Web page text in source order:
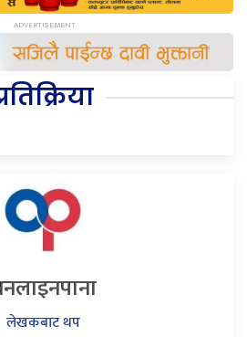
लेखकबाट थप